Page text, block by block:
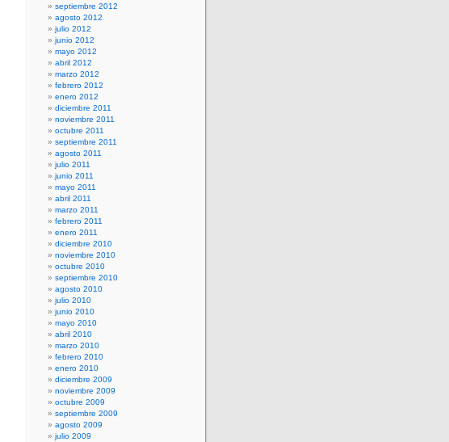
septiembre 2012
agosto 2012
julio 2012
junio 2012
mayo 2012
abril 2012
marzo 2012
febrero 2012
enero 2012
diciembre 2011
noviembre 2011
octubre 2011
septiembre 2011
agosto 2011
julio 2011
junio 2011
mayo 2011
abril 2011
marzo 2011
febrero 2011
enero 2011
diciembre 2010
noviembre 2010
octubre 2010
septiembre 2010
agosto 2010
julio 2010
junio 2010
mayo 2010
abril 2010
marzo 2010
febrero 2010
enero 2010
diciembre 2009
noviembre 2009
octubre 2009
septiembre 2009
agosto 2009
julio 2009